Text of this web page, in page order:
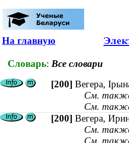
На главную
Словарь: Все словари
[200] Вегера,
См.
См. также
[200] Вегера,
См.